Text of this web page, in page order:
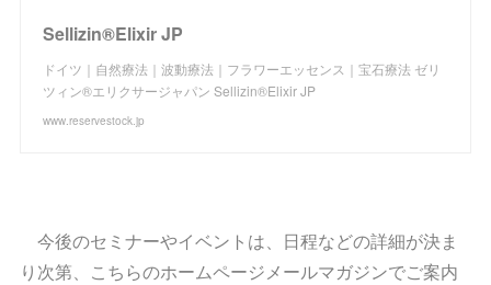
Sellizin®︎Elixir JP
ドイツ｜自然療法｜波動療法｜フラワーエッセンス｜宝石療法 ゼリ
ツィン®︎エリクサージャパン Sellizin®︎Elixir JP
www.reservestock.jp
今後のセミナーやイベントは、日程などの詳細が決ま
り次第、こちらのホームページメールマガジンでご案内